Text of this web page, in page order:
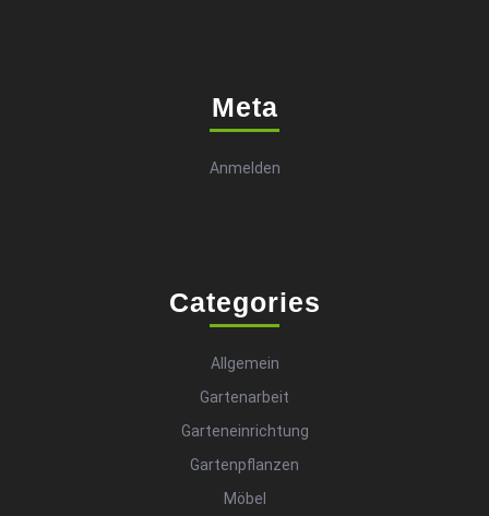
Meta
Anmelden
Categories
Allgemein
Gartenarbeit
Garteneinrichtung
Gartenpflanzen
Möbel